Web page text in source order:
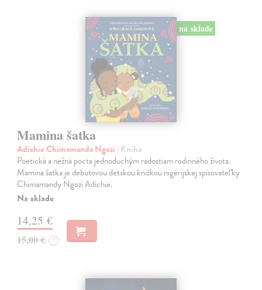
na sklade
Mamina šatka
Adichie Chimamanda Ngozi | Kniha
Poetická a nežná pocta jednoduchým radostiam rodinného života.
Mamina šatka je debutovou detskou knižkou nigérijskej spisovateľky
Chimamandy Ngozi Adichie.
Na sklade
14,25 €
15,00 € ?